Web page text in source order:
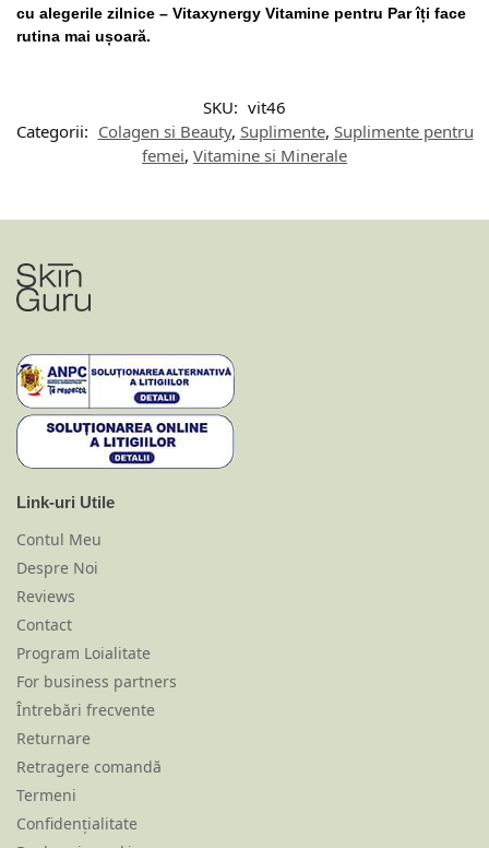
cu alegerile zilnice – Vitaxynergy Vitamine pentru Par îți face
rutina mai ușoară.
SKU: vit46
Categorii: Colagen si Beauty, Suplimente, Suplimente pentru
femei, Vitamine si Minerale
Link-uri Utile
Contul Meu
Despre Noi
Reviews
Contact
Program Loialitate
For business partners
Întrebări frecvente
Returnare
Retragere comandă
Termeni
Confidențialitate